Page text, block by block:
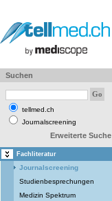
Suchen
tellmed.ch
Journalscreening
Erweiterte Suche
Fachliteratur
Journalscreening
Studienbesprechungen
Medizin Spektrum